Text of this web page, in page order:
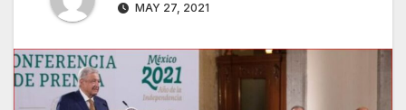
MAY 27, 2021